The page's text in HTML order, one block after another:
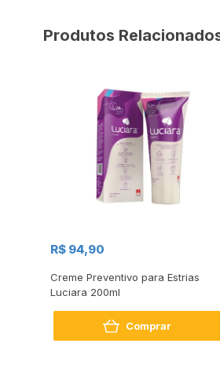
Produtos
R$ 94,90
Creme Preventivo para Estrias
Luciara 200ml
Comprar